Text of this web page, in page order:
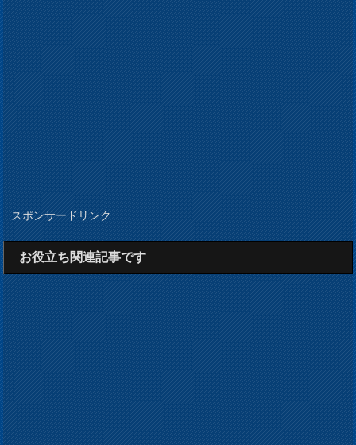
スポンサードリンク
お役立ち関連記事です